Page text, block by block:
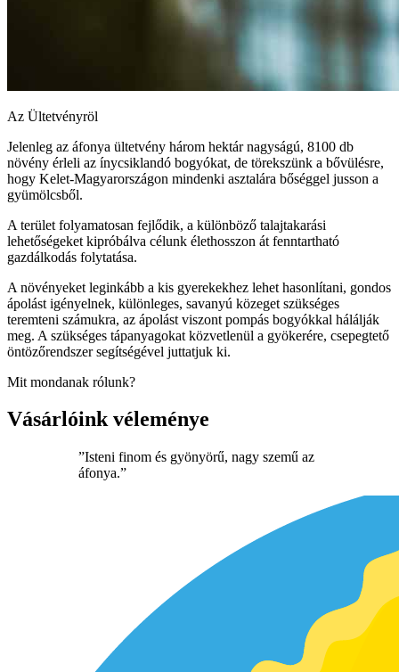
Az Ültetvényröl
Jelenleg az áfonya ültetvény három hektár nagyságú, 8100 db
növény érleli az ínycsiklandó bogyókat, de törekszünk a bővülésre,
hogy Kelet-Magyarországon mindenki asztalára bőséggel jusson a
gyümölcsből.
A terület folyamatosan fejlődik, a különböző talajtakarási
lehetőségeket kipróbálva célunk élethosszon át fenntartható
gazdálkodás folytatása.
A növényeket leginkább a kis gyerekekhez lehet hasonlítani, gondos
ápolást igényelnek, különleges, savanyú közeget szükséges
teremteni számukra, az ápolást viszont pompás bogyókkal hálálják
meg. A szükséges tápanyagokat közvetlenül a gyökerére, csepegtető
öntözőrendszer segítségével juttatjuk ki.
Mit mondanak rólunk?
Vásárlóink véleménye
”Isteni finom és gyönyörű, nagy szemű az
áfonya.”